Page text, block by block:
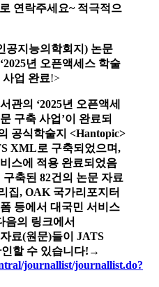
연락주세요~ 적극적으
공지능의학회지) 논문
년 오픈액세스 학술
업 완료!>
관의 ‘2025년 오픈액세
구축 사업’이 완료되
공식학술지 <Hantopic>
XML로 구축되었으며,
스에 적용 완료되었음
축된 82건의 논문 자료
집, OAK 국가리포지터
등에서 대국민 서비스
음의 링크에서
료(원문)들이 JATS
할 수 있습니다!→
journallist/journallist.do?